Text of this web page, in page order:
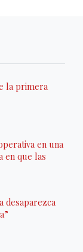
la primera
en una
en que las
desaparezca